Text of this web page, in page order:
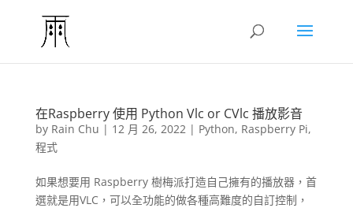
在Raspberry 使用 Python Vlc or CVlc 播放影音
by Rain Chu | 12 月 26, 2022| Python, Raspberry Pi,
程式
如果想要用 Raspberry 樹梅派打造自己擁有的播放器，首
選就是用VLC，可以全功能的做各種高難度的自訂控制，